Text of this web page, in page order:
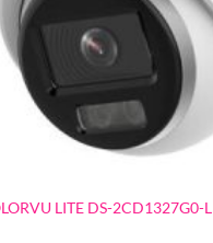
LITE DS-2CD1327G0-L